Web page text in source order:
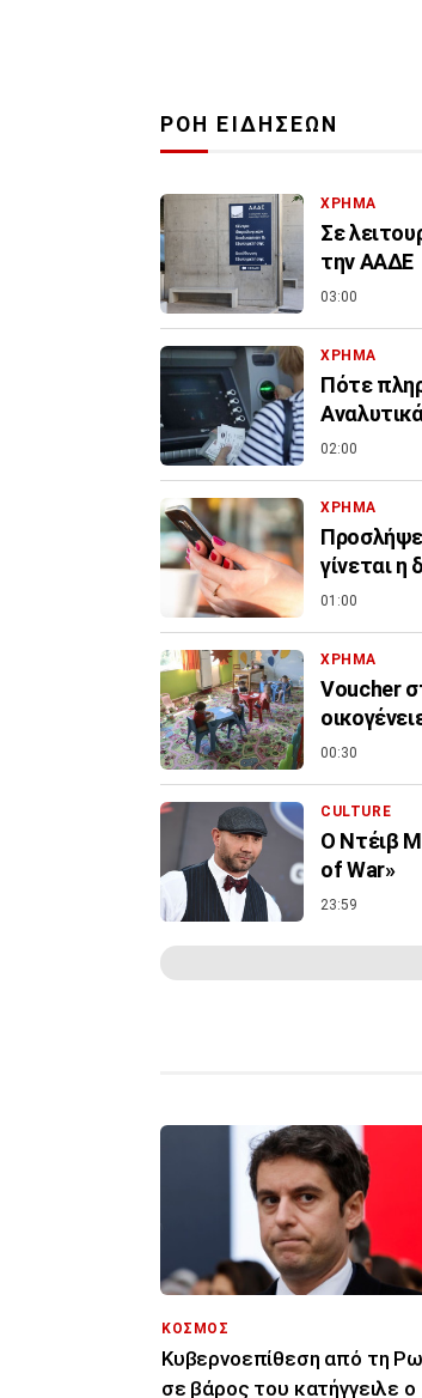
ΡΟΗ ΕΙΔΗΣΕΩΝ
ΧΡΗΜΑ
Σε
την ΑΑΔΕ
03:00
ΧΡΗΜΑ
Πότε
02:00
ΧΡΗΜΑ
γίνεται η
01:00
ΧΡΗΜΑ
Voucher
00:30
CULTURE
Ο Ντέιβ
of War»
23:59
ΚΟΣΜΟΣ
Κυβερνοεπίθεση από τη
σε βάρος του κατήγγειλε ο